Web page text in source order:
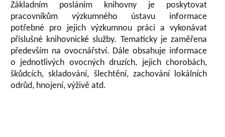
Základním posláním knihovny je poskytovat
pracovníkům výzkumného ústavu informace
potřebné pro jejich výzkumnou práci a vykonávat
příslušné knihovnické služby. Tematicky je zaměřena
především na ovocnářství. Dále obsahuje informace
o jednotlivých ovocných druzích, jejich chorobách,
škůdcích, skladování, šlechtění, zachování lokálních
odrůd, hnojení, výživě atd.